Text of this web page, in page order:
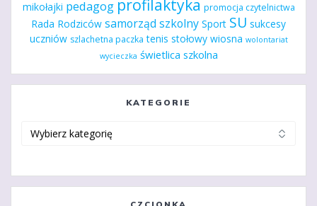
mikołajki pedagog profilaktyka promocja czytelnictwa
Rada Rodziców samorząd szkolny Sport SU sukcesy
uczniów szlachetna paczka tenis stołowy wiosna wolontariat
wycieczka świetlica szkolna
KATEGORIE